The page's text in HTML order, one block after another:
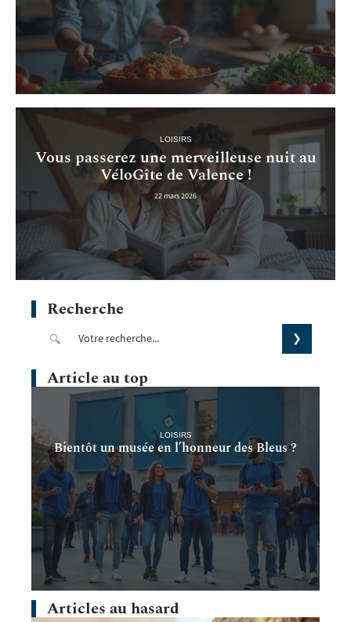
LOISIRS
Vous passerez une merveilleuse nuit au
VéloGîte de Valence !
22 mars 2026
Recherche
Article au top
LOISIRS
Bientôt un musée en l’honneur des Bleus ?
Articles au hasard